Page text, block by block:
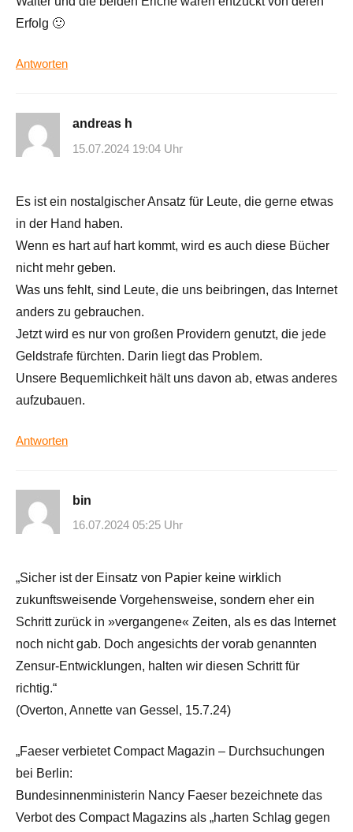
Erfolg 🙂
Antworten
andreas h
15.07.2024 19:04 Uhr
Es ist ein nostalgischer Ansatz für Leute, die gerne etwas
in der Hand haben.
Wenn es hart auf hart kommt, wird es auch diese Bücher
nicht mehr geben.
Was uns fehlt, sind Leute, die uns beibringen, das Internet
anders zu gebrauchen.
Jetzt wird es nur von großen Providern genutzt, die jede
Geldstrafe fürchten. Darin liegt das Problem.
Unsere Bequemlichkeit hält uns davon ab, etwas anderes
aufzubauen.
Antworten
bin
16.07.2024 05:25 Uhr
„Sicher ist der Einsatz von Papier keine wirklich
zukunftsweisende Vorgehensweise, sondern eher ein
Schritt zurück in »vergangene« Zeiten, als es das Internet
noch nicht gab. Doch angesichts der vorab genannten
Zensur-Entwicklungen, halten wir diesen Schritt für
richtig.“
(Overton, Annette van Gessel, 15.7.24)
„Faeser verbietet Compact Magazin – Durchsuchungen
bei Berlin:
Bundesinnenministerin Nancy Faeser bezeichnete das
Verbot des Compact Magazins als „harten Schlag gegen